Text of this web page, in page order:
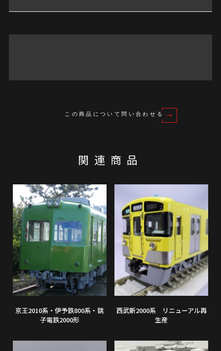
この商品について問い合わせる
関連商品
京王2010系・伊予鉄800系・銚
子電鉄2000形
西武新2000系 リニューアル再
生産